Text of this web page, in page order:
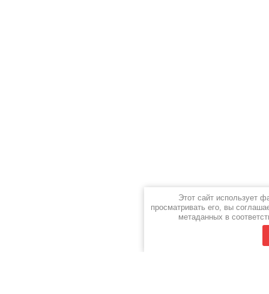
Этот сайт использует
просматривать его, вы
метаданных в